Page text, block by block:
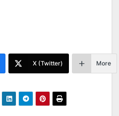
X (Twitter) More